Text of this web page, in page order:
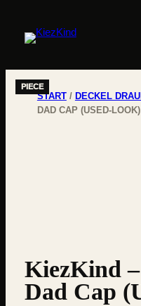
START/ DECKEL
DAD CAP (USED-LOOK)
KiezKind
Dad Cap